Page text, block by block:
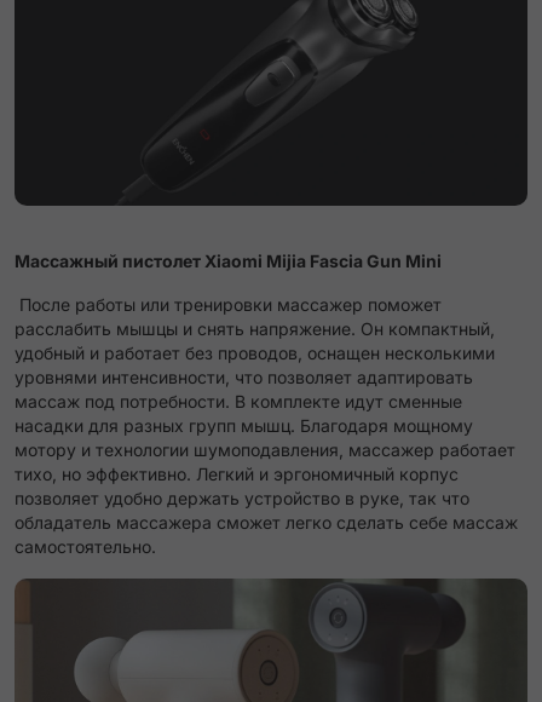
Массажный пистолет Xiaomi Mijia Fascia Gun Mini
После работы или тренировки массажер поможет
расслабить мышцы и снять напряжение. Он компактный,
удобный и работает без проводов, оснащен несколькими
уровнями интенсивности, что позволяет адаптировать
массаж под потребности. В комплекте идут сменные
насадки для разных групп мышц. Благодаря мощному
мотору и технологии шумоподавления, массажер работает
тихо, но эффективно. Легкий и эргономичный корпус
позволяет удобно держать устройство в руке, так что
обладатель массажера сможет легко сделать себе массаж
самостоятельно.